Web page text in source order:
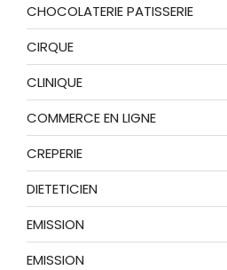
CHOCOLATERIE PATISSERIE
CIRQUE
CLINIQUE
COMMERCE EN LIGNE
CREPERIE
DIETETICIEN
EMISSION
EMISSION